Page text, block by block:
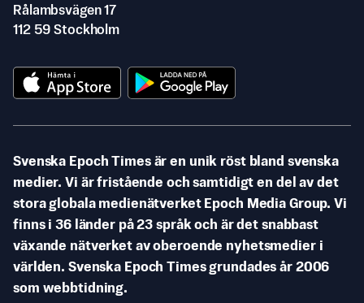
Rålambsvägen 17
112 59 Stockholm
Svenska Epoch Times är en unik röst bland svenska
medier. Vi är fristående och samtidigt en del av det
stora globala medienätverket Epoch Media Group. Vi
finns i 36 länder på 23 språk och är det snabbast
växande nätverket av oberoende nyhetsmedier i
världen. Svenska Epoch Times grundades år 2006
som webbtidning.